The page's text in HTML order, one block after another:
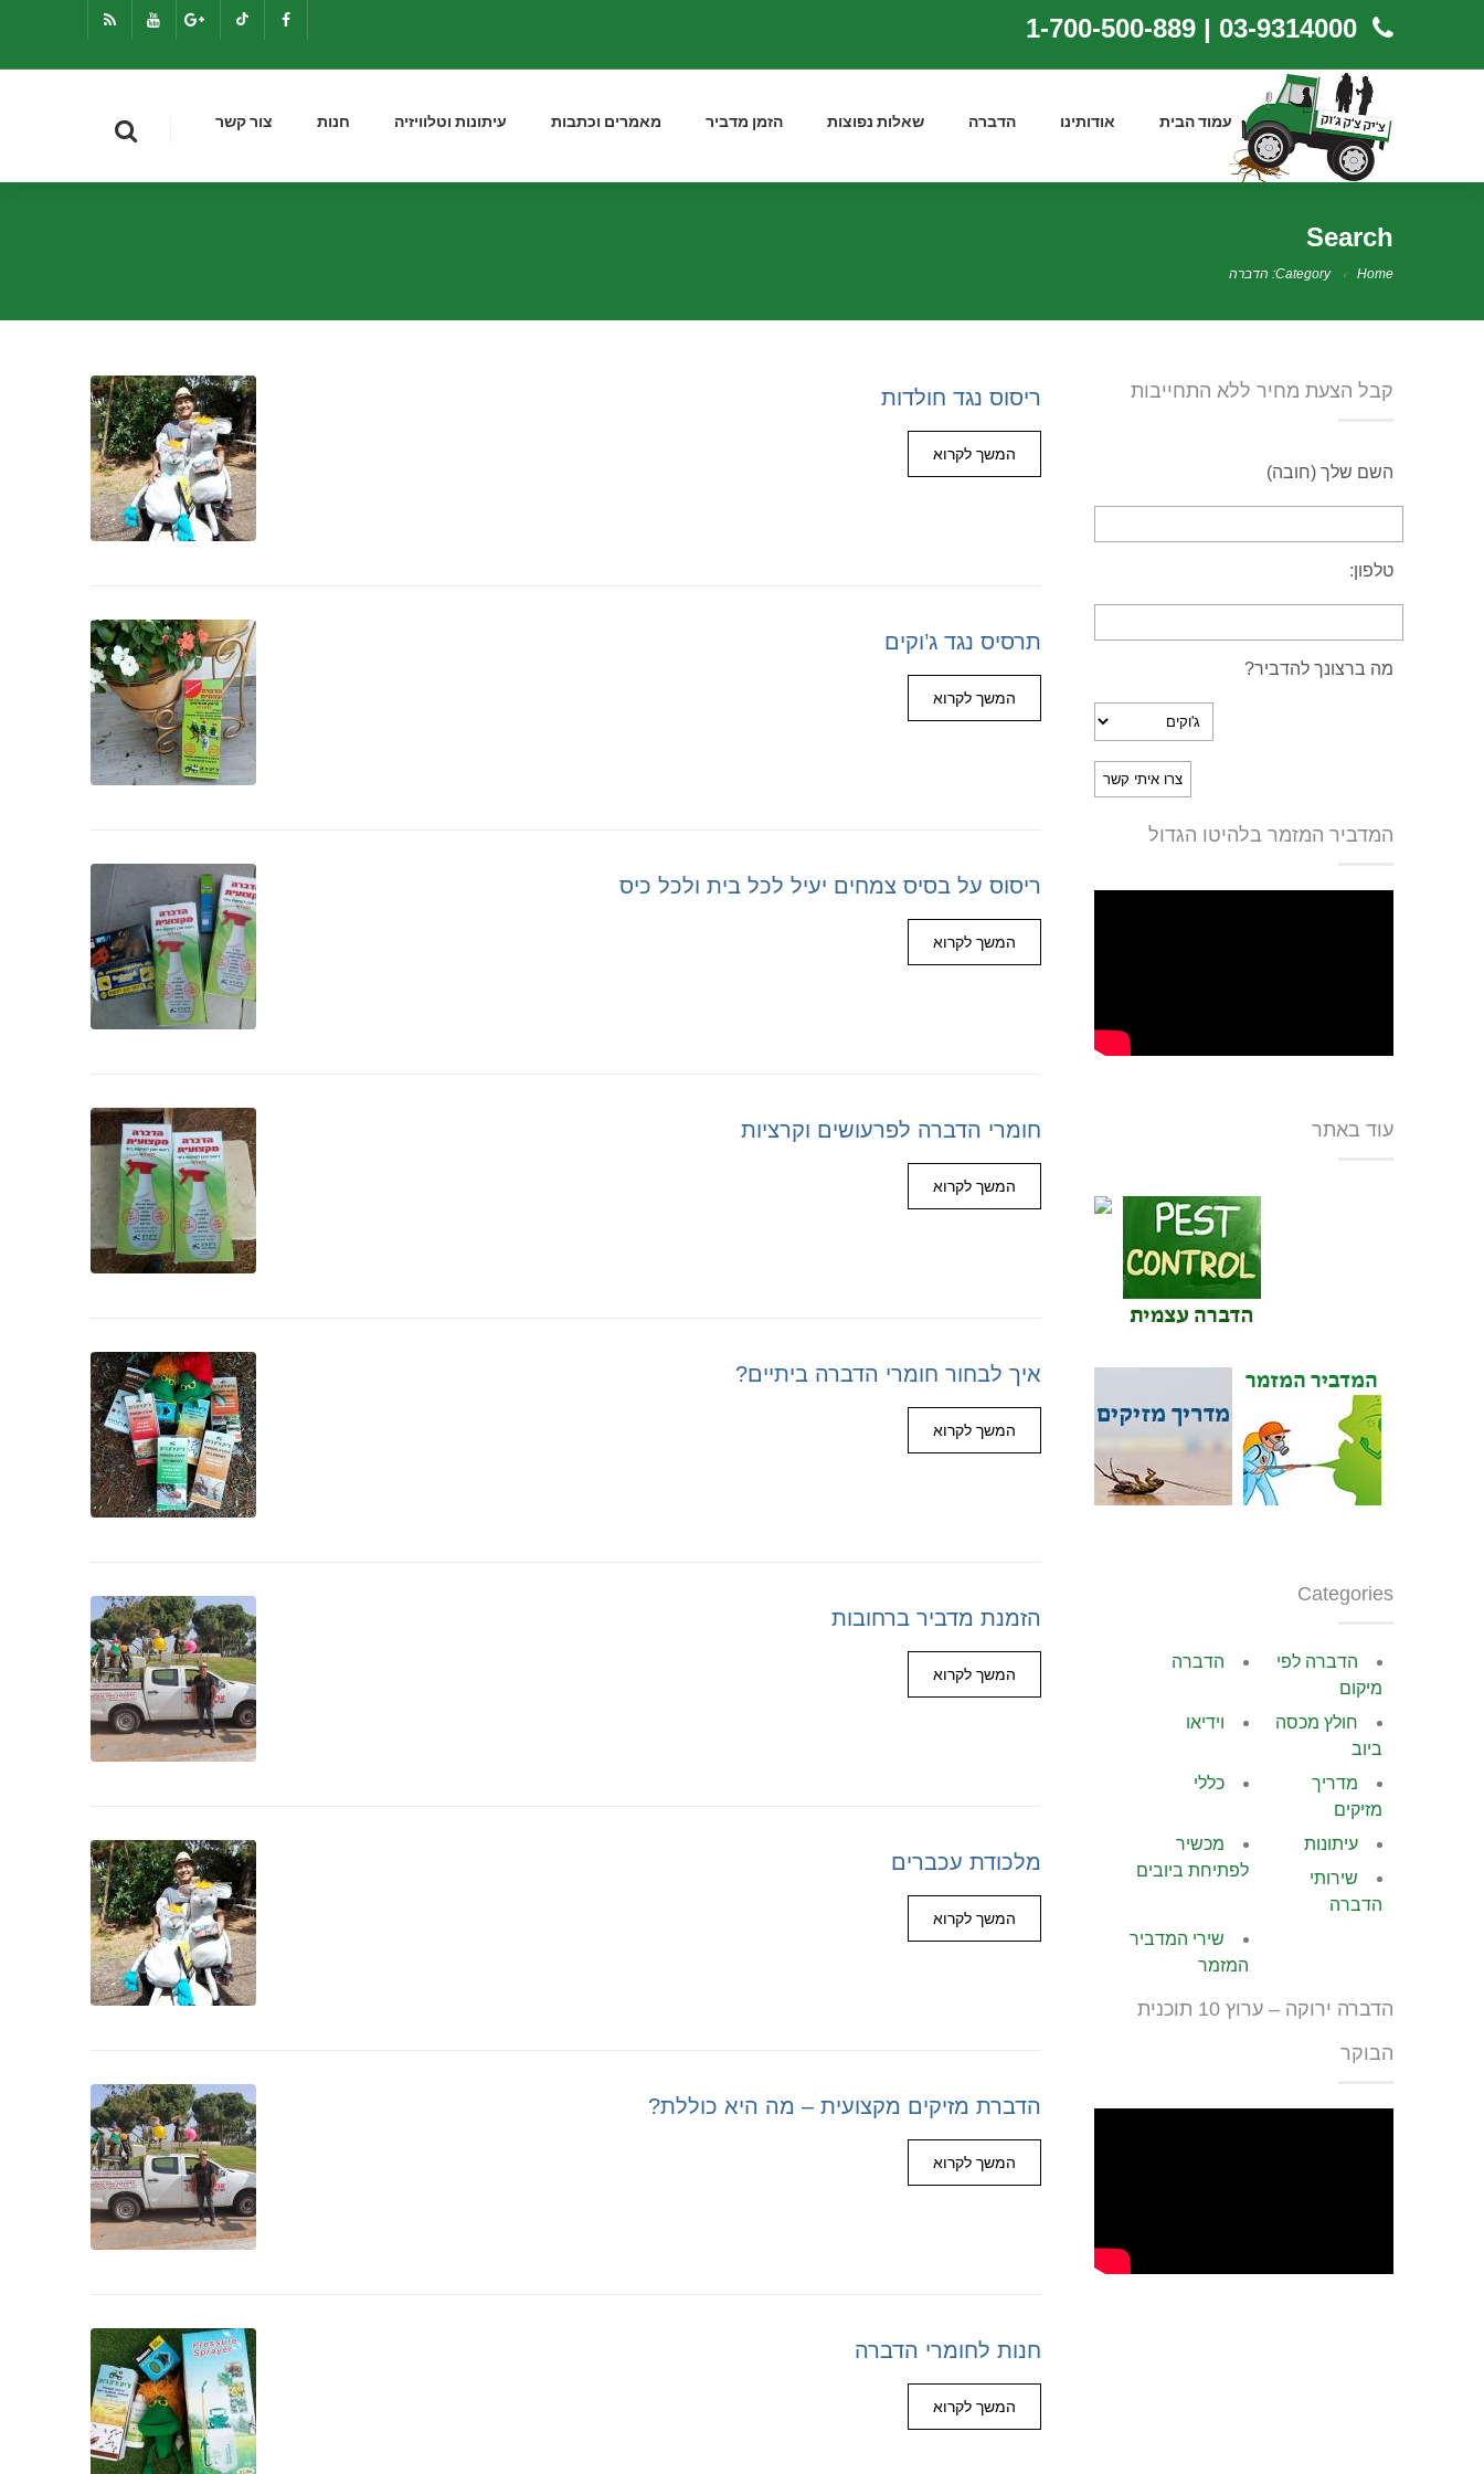
עמוד הבית אודותינו הדברה שאלות נפוצות הזמן מדביר מאמרים וכתבות עיתונות וטלוויזיה חנות צור קשר
Search
Home Category: הדברה
ריסוס נגד חולדות
המשך לקרוא
תרסיס נגד ג’וקים
המשך לקרוא
ריסוס על בסיס צמחים יעיל לכל בית ולכל כיס
המשך לקרוא
חומרי הדברה לפרעושים וקרציות
המשך לקרוא
איך לבחור חומרי הדברה ביתיים?
המשך לקרוא
הזמנת מדביר ברחובות
המשך לקרוא
מלכודת עכברים
המשך לקרוא
הדברת מזיקים מקצועית – מה היא כוללת?
המשך לקרוא
חנות לחומרי הדברה
המשך לקרוא
קבל הצעת מחיר ללא התחייבות
השם שלך (חובה)
טלפון:
מה ברצונך להדביר?
המדביר המזמר בלהיטו הגדול
עוד באתר
Categories
הדברה
הדברה לפי
מיקום
וידיאו
חולץ מכסה
ביוב
כללי
מדריך
מזיקים
מכשיר
לפתיחת ביובים
עיתונות
שירותי
הדברה
שירי המדביר
המזמר
הדברה ירוקה – ערוץ 10 תוכנית
הבוקר